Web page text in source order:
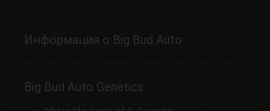
Информация о Big Bud Auto
Big Bud Auto Genetics